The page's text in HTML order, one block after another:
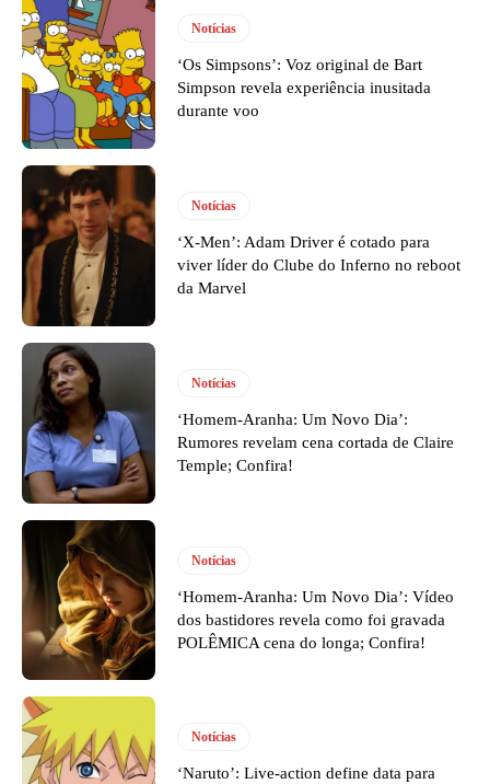
Notícias
‘Os Simpsons’: Voz original de Bart
Simpson revela experiência inusitada
durante voo
Notícias
‘X-Men’: Adam Driver é cotado para
viver líder do Clube do Inferno no reboot
da Marvel
Notícias
‘Homem-Aranha: Um Novo Dia’:
Rumores revelam cena cortada de Claire
Temple; Confira!
Notícias
‘Homem-Aranha: Um Novo Dia’: Vídeo
dos bastidores revela como foi gravada
POLÊMICA cena do longa; Confira!
Notícias
‘Naruto’: Live-action define data para